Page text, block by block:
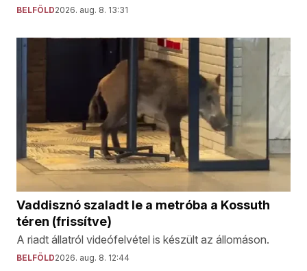
BELFÖLD2026. aug. 8. 13:31
Vaddisznó szaladt le a metróba a Kossuth
téren (frissítve)
A riadt állatról videófelvétel is készült az állomáson.
BELFÖLD2026. aug. 8. 12:44